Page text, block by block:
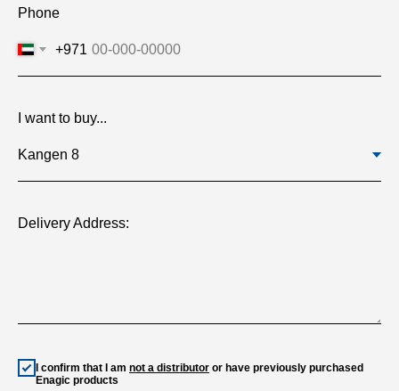
Phone
+971
I want to buy...
Delivery Address:
I confirm that I am not a distributor or have previously purchased
Enagic products